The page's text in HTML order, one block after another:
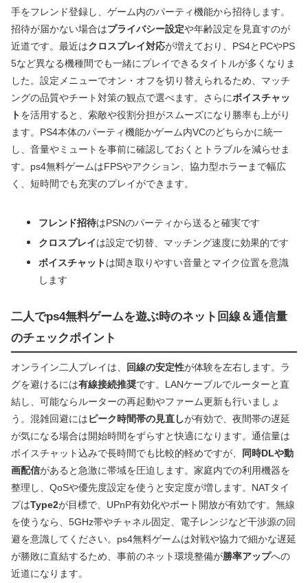
手をフレンド登録し、ゲーム内のパーティ機能から招待します。
招待が届かない場合はプライバシー設定や年齢設定を見直すのが
近道です。最近はクロスプレイ対応が増えており、PS4とPCやPS
5など異なる機種間でも一緒にプレイできるタイトルが多くなりま
した。設定メニューでオン・オフを切り替えられるため、マッチ
ングの品質やチート対策の観点で選べます。さらにボイスチャッ
トを活用すると、索敵や役割分担がスムーズになり勝率も上がり
ます。PS4本体のパーティ機能かゲーム内VCのどちらかに統一
し、音量やミュートを事前に確認しておくとトラブルを減らせま
す。ps4無料ゲームはFPSやアクション、協力型ホラーまで幅広
く、短時間でも充実のプレイができます。
フレンド招待はPSNのパーティから送ると確実です
クロスプレイは設定で切替、マッチング速度に効果的です
ボイスチャットは聞き取りやすい音量とマイク位置を意識
します
二人でps4無料ゲームを遊ぶ時のネット回線＆通信量
のチェックポイント
オンライン二人プレイは、 回線の安定性が体験を左右します。ラ
グを避けるには有線接続推奨です。LANケーブルでルーターと直
結し、可能ならルーターの再起動やファーム更新も行いましょ
う。混雑回避にはピーク時間帯の見直しが有効で、夜間帯の遅延
が気になる場合は開始時間をずらすと快適になります。通信量は
ボイスチャット込みで長時間でも比較的軽めですが、
同時DLや動
画配信があると急激に帯域を圧迫します。家庭内での利用機器を
整理し、QoSや優先度設定を使うと安定度が増します。NATタイ
プはType2が目標で、UPnP有効化やポート開放が有効です。無線
を使うなら、5GHz帯やチャネル固定、電子レンジなど干渉源の回
避を意識してください。ps4無料ゲームは対戦や協力で細かな遅延
が勝敗に直結するため、事前のネット環境整備が勝率アップへの
近道になります。